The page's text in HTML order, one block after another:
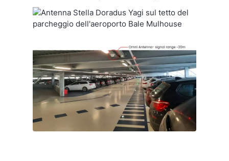
RouterAmp
Amplificazione del segnale verso il router.